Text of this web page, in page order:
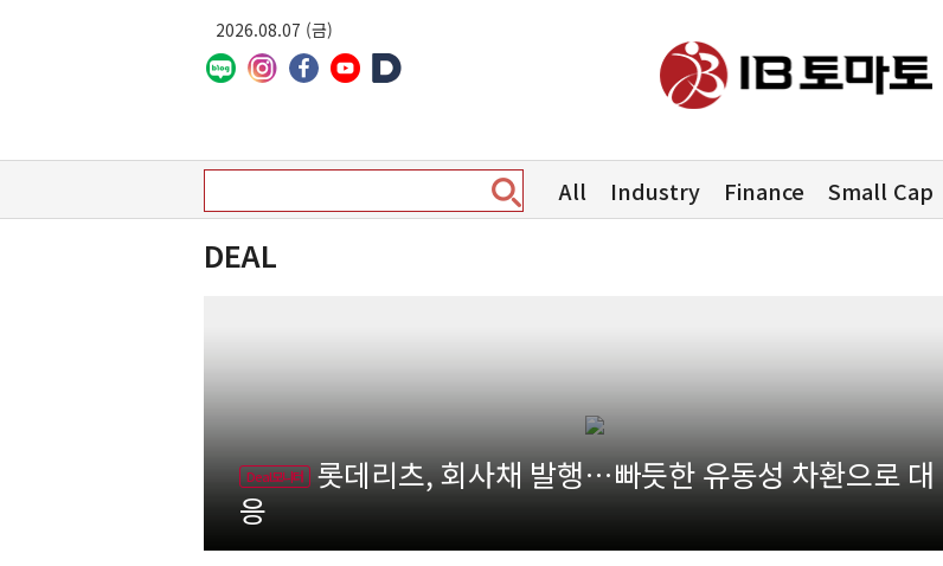
2026.08.07 (금)
All Industry Finance Small Cap
DEAL
Deal모니터
롯데리츠, 회사채 발행…빠듯한 유동성 차환으로 대
응